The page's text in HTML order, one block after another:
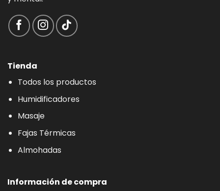
Tienda
Todos los productos
Humidificadores
Masaje
Fajas Térmicas
Almohadas
Información de compra